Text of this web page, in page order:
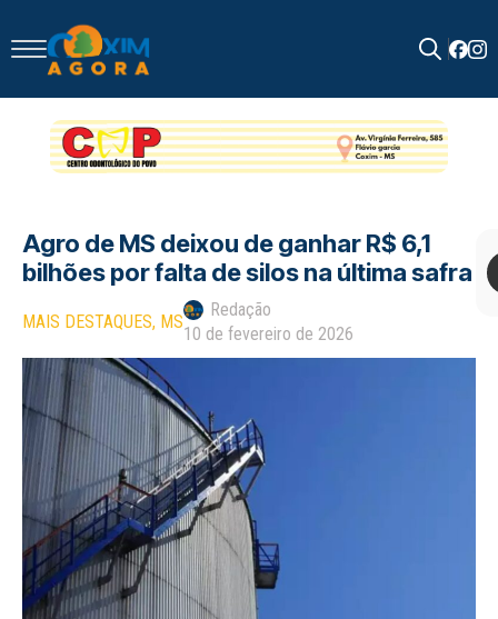
for:
Agro de MS deixou de ganhar R$ 6,1
bilhões por falta de silos na última safra
MAIS DESTAQUES MS
Redação
10 de fevereiro de 2026